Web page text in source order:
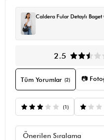
Caldera Fular Detaylı Baget
2.5
Tüm Yorumlar (2) 📷
(1)
Önerilen Sıralama